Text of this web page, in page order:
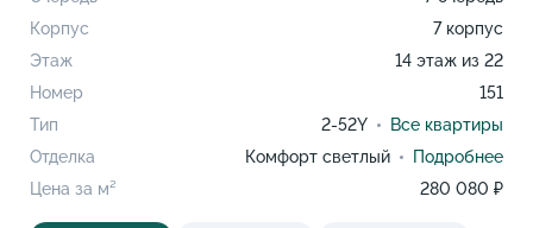
Корпус
7 корпус
Этаж
14 этаж из 22
Номер
151
Тип
2-52Y
Все квартиры
Отделка
Комфорт светлый
Подробнее
Цена за м²
280 080 ₽